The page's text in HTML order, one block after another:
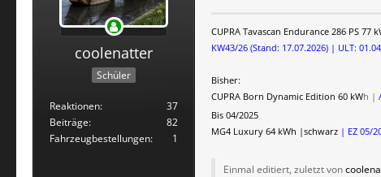
coolenatter
Schüler
Reaktionen
37
Beiträge
82
Fahrzeugbestellungen
1
CUPRA Tavascan Endurance 286 PS 77
KW43/26 (Stand: 17.07.2026) | ULT:
Bisher:
CUPRA Born Dynamic Edition 60 kWh |
Bis 04/2025
MG4 Luxury 64 kWh |schwarz | EZ 05/
Einmal editiert, zuletzt von